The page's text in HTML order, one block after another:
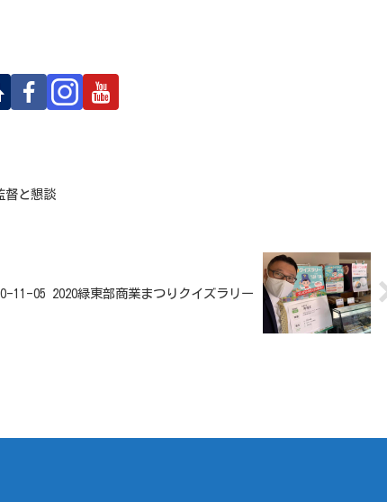
督と懇談
11-05 2020緑東部商業まつりクイズラリー